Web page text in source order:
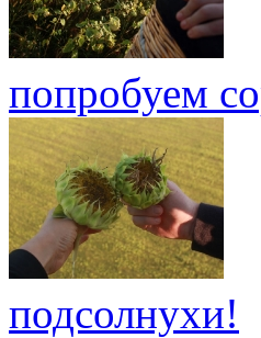
попробуем
подсолнухи!